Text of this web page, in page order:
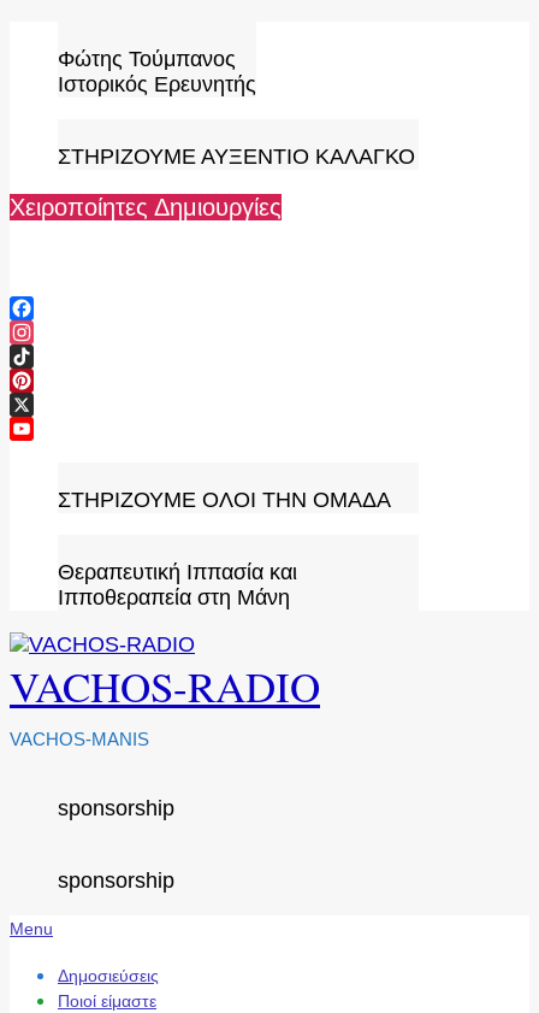
content
Φώτης Τούμπανος
Ιστορικός Ερευνητής
ΣΤΗΡΙΖΟΥΜΕ ΑΥΞΕΝΤΙΟ ΚΑΛΑΓΚΟ
Χειροποίητες Δημιουργίες
Facebook
Instagram
TikTok
Pinterest
X
ΣΤΗΡΙΖΟΥΜΕ ΟΛΟΙ ΤΗΝ ΟΜΑΔΑ
Θεραπευτική Ιππασία και
Ιπποθεραπεία στη Μάνη
VACHOS-RADIO
VACHOS-MANIS
sponsorship
sponsorship
Secondary
Menu
Menu
Δημοσιεύσεις
Ποιοί είμαστε